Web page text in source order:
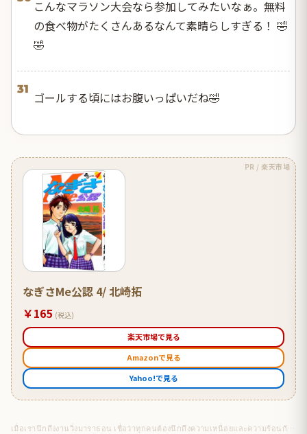
こんなマラソン大会なら参加してみたいなぁ。無料
の食べ物がたくさんあるなんて素晴らしすぎる！ 🤣
🤣
31
ゴールする頃にはお腹いっぱいだね🤣
PR / 楽天市場
なぎさMe公認 4/ 北崎拓
￥165 (税込)
楽天市場で見る
Amazonで見る
Yahoo!で見る
เมื่อเรานึกถึงงานวิ่งมาราธอน เชื่อว่าทุกคนต้องนึกถึงความเหนื่อยและความร้อนกันอย่างแน่นอนค่ะ